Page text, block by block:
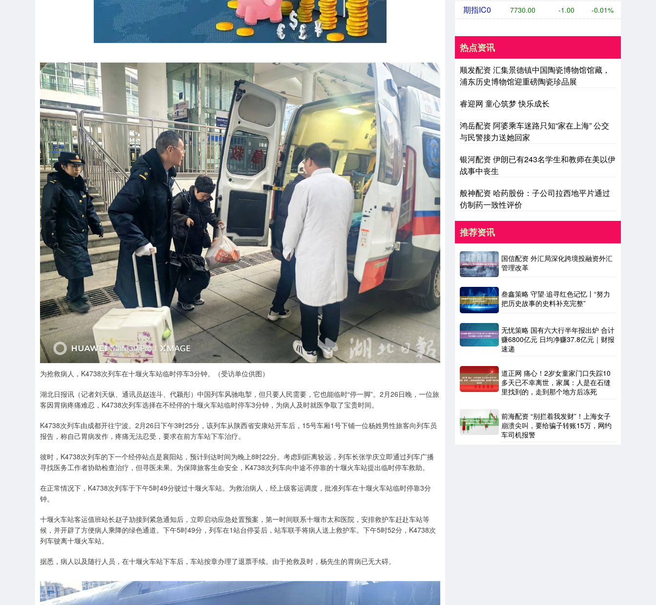
为抢救病人，K4738次列车在十堰火车站临时停车3分钟。（受访单位供图）
湖北日报讯（记者刘天纵、通讯员赵连斗、代颖彤）中国列车风驰电掣，但只要人民需要，它也能临时“停一脚”。2月26日晚，一位旅
客因胃病疼痛难忍，K4738次列车选择在不经停的十堰火车站临时停车3分钟，为病人及时就医争取了宝贵时间。
K4738次列车由成都开往宁波。2月26日下午3时25分，该列车从陕西省安康站开车后，15号车厢1号下铺一位杨姓男性旅客向列车员
报告，称自己胃病发作，疼痛无法忍受，要求在前方车站下车治疗。
彼时，K4738次列车的下一个经停站点是襄阳站，预计到达时间为晚上8时22分。考虑到距离较远，列车长张学庆立即通过列车广播
寻找医务工作者协助检查治疗，但寻医未果。为保障旅客生命安全，K4738次列车向中途不停靠的十堰火车站提出临时停车救助。
在正常情况下，K4738次列车于下午5时49分驶过十堰火车站。为救治病人，经上级客运调度，批准列车在十堰火车站临时停靠3分
钟。
十堰火车站客运值班站长赵子劢接到紧急通知后，立即启动应急处置预案，第一时间联系十堰市太和医院，安排救护车赶赴车站等
候，并开辟了方便病人乘降的绿色通道。下午5时49分，列车在1站台停妥后，站车联手将病人送上救护车。下午5时52分，K4738次
列车驶离十堰火车站。
据悉，病人以及随行人员，在十堰火车站下车后，车站按章办理了退票手续。由于抢救及时，杨先生的胃病已无大碍。
期指IC0 7730.00 -1.00 -0.01%
热点资讯
顺发配资 汇集景德镇中国陶瓷博物馆馆藏，
浦东历史博物馆迎重磅陶瓷珍品展
睿迎网 童心筑梦 快乐成长
鸿岳配资 阿婆乘车迷路只知“家在上海” 公交
与民警接力送她回家
银河配资 伊朗已有243名学生和教师在美以伊
战事中丧生
般神配资 哈药股份：子公司拉西地平片通过
仿制药一致性评价
推荐资讯
国信配资 外汇局深化跨境投融资外汇
管理改革
叁鑫策略 守望·追寻红色记忆丨“努力
把历史故事的史料补充完整”
无忧策略 国有六大行半年报出炉 合计
赚6800亿元 日均净赚37.8亿元｜财报
速递
道正网 痛心！2岁女童家门口失踪10
多天已不幸离世，家属：人是在石缝
里找到的，走到那个地方后冻死
前海配资 “别拦着我发财”！上海女子
崩溃尖叫，要给骗子转账15万，网约
车司机报警